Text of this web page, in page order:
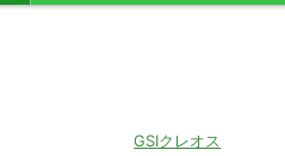
GSIクレオス